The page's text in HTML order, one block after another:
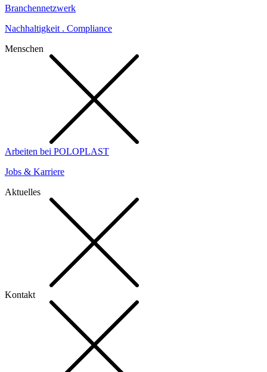
Branchennetzwerk
Nachhaltigkeit . Compliance
Menschen
Arbeiten bei POLOPLAST
Jobs & Karriere
Aktuelles
Kontakt